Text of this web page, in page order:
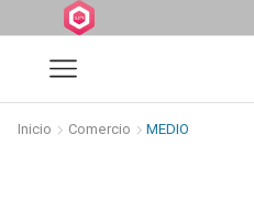
Inicio Comercio MEDIO